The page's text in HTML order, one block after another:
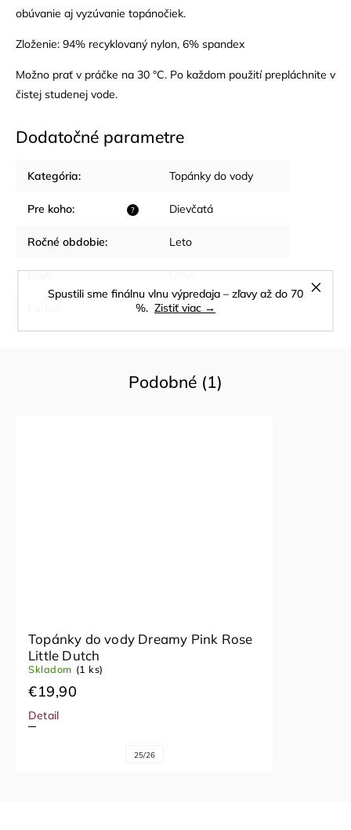
Spustili sme finálnu vlnu výpredaja – zľavy až do 70
%. Zistiť viac →
obúvanie aj vyzúvanie topánočiek.
Zloženie: 94% recyklovaný nylon, 6% spandex
Možno prať v práčke na 30 °C. Po každom použití prepláchnite v
čistej studenej vode.
Dodatočné parametre
Kategória: Topánky do vody
?
Pre koho: Dievčatá
Ročné obdobie: Leto
Druh: Obuv
Ružová
Podobné (1)
Topánky do vody Dreamy Pink Rose
Little Dutch
Skladom (1 ks)
€19,90
Detail
25/26